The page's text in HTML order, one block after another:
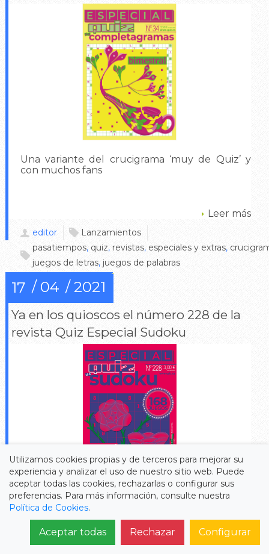
Una variante del crucigrama ‘muy de Quiz’ y
con muchos fans
Leer más
editor
Lanzamientos
pasatiempos, quiz, revistas, especiales y extras,
juegos de letras, juegos de palabras
0
17 04 2021
Ya en los quioscos el número 228 de la
revista Quiz Especial Sudoku
152 sudokus clásicos de calidad con 6 grados de
dificultad y 16 alfasudokus
Utilizamos cookies propias y de terceros para mejorar su
experiencia y analizar el uso de nuestro sitio web. Puede
aceptar todas las cookies, rechazarlas o configurar sus
preferencias. Para más información, consulte nuestra
Política de Cookies.
Aceptar todas Rechazar Configurar